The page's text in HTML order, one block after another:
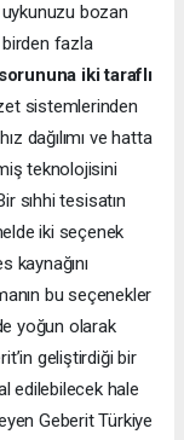
bozan
birden fazla
iki taraflı
sistemlerinden
dağılımı ve hatta
teknolojisini
sıhhi tesisatın
iki seçenek
kaynağını
bu seçenekler
yoğun olarak
geliştirdiği bir
edilebilecek hale
Geberit Türkiye